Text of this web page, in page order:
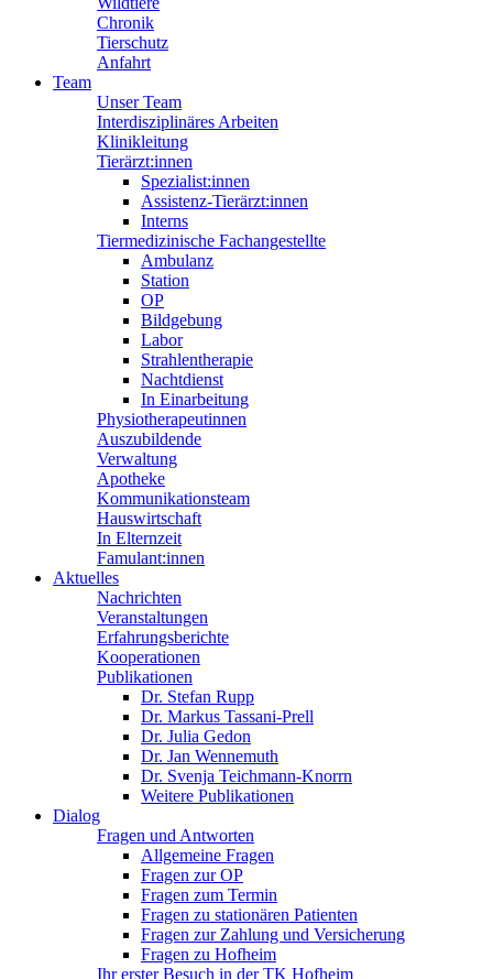
Chronik
Tierschutz
Anfahrt
Team
Unser Team
Interdisziplinäres Arbeiten
Klinikleitung
Tierärzt:innen
Spezialist:innen
Assistenz-Tierärzt:innen
Interns
Tiermedizinische Fachangestellte
Ambulanz
Station
OP
Bildgebung
Labor
Strahlentherapie
Nachtdienst
In Einarbeitung
Physiotherapeutinnen
Auszubildende
Verwaltung
Apotheke
Kommunikationsteam
Hauswirtschaft
In Elternzeit
Famulant:innen
Aktuelles
Nachrichten
Veranstaltungen
Erfahrungsberichte
Kooperationen
Publikationen
Dr. Stefan Rupp
Dr. Markus Tassani-Prell
Dr. Julia Gedon
Dr. Jan Wennemuth
Dr. Svenja Teichmann-Knorrn
Weitere Publikationen
Dialog
Fragen und Antworten
Allgemeine Fragen
Fragen zur OP
Fragen zum Termin
Fragen zu stationären Patienten
Fragen zur Zahlung und Versicherung
Fragen zu Hofheim
Ihr erster Besuch in der TK Hofheim